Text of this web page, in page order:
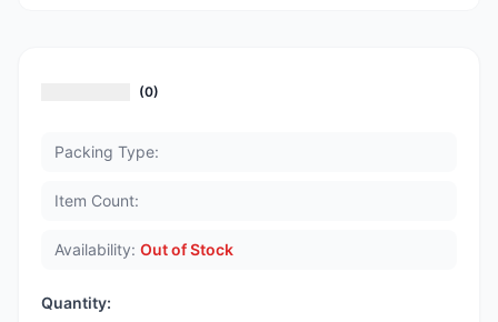
(0)
Packing Type:
Item Count:
Availability: Out of Stock
Quantity: